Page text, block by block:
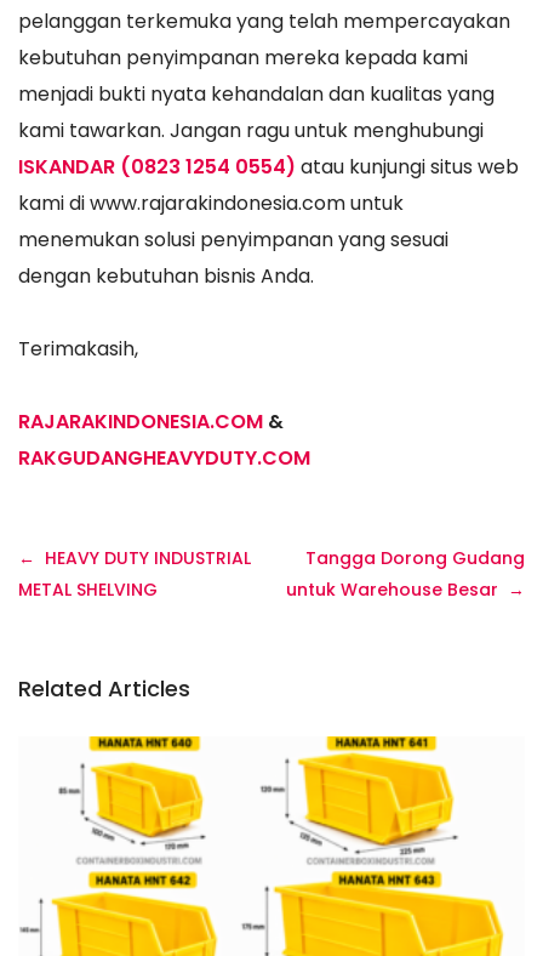
pelanggan terkemuka yang telah mempercayakan
kebutuhan penyimpanan mereka kepada kami
menjadi bukti nyata kehandalan dan kualitas yang
kami tawarkan. Jangan ragu untuk menghubungi
ISKANDAR (0823 1254 0554) atau kunjungi situs web
kami di www.rajarakindonesia.com untuk
menemukan solusi penyimpanan yang sesuai
dengan kebutuhan bisnis Anda.
Terimakasih,
RAJARAKINDONESIA.COM &
RAKGUDANGHEAVYDUTY.COM
Navigasi
pos
HEAVY DUTY INDUSTRIAL
METAL SHELVING
Tangga Dorong Gudang
untuk Warehouse Besar
Related Articles